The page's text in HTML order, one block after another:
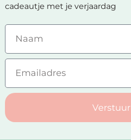
cadeautje met je verjaardag
Verstuur